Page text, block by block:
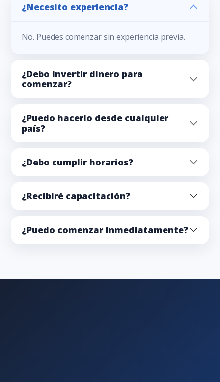
¿Necesito experiencia?
No. Puedes comenzar sin experiencia previa.
¿Debo invertir dinero para
comenzar?
¿Puedo hacerlo desde cualquier
país?
¿Debo cumplir horarios?
¿Recibiré capacitación?
¿Puedo comenzar inmediatamente?